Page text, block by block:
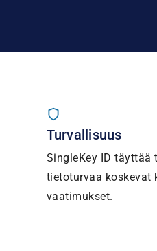
Turvallisuus
SingleKey ID täyttää
tietoturvaa koskevat
vaatimukset.